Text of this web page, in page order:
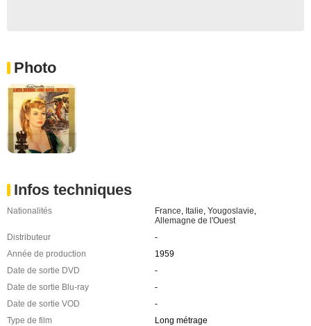
Photo
Infos techniques
Nationalités France Italie Yougoslavie
Allemagne de l'Ouest
Distributeur
-
Année de production
1959
Date de sortie DVD
-
Date de sortie Blu-ray
-
Date de sortie VOD
-
Type de film
Long métrage